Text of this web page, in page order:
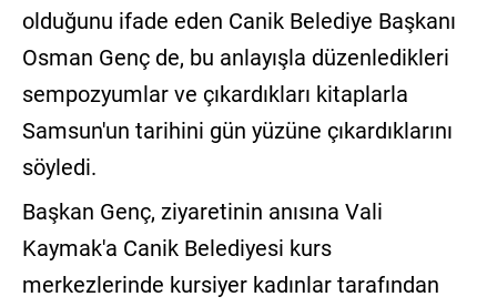
olduğunu ifade eden Canik Belediye Başkanı
Osman Genç de, bu anlayışla düzenledikleri
sempozyumlar ve çıkardıkları kitaplarla
Samsun'un tarihini gün yüzüne çıkardıklarını
söyledi.
Başkan Genç, ziyaretinin anısına Vali
Kaymak'a Canik Belediyesi kurs
merkezlerinde kursiyer kadınlar tarafından